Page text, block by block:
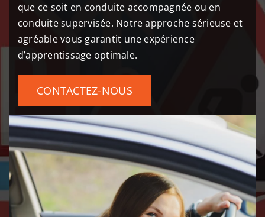
que ce soit en conduite accompagnée ou en
conduite supervisée. Notre approche sérieuse et
agréable vous garantit une expérience
d’apprentissage optimale.
CONTACTEZ-NOUS